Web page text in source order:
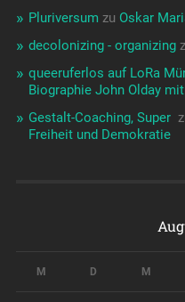
Pluriversum zu Oskar
decolonizing - organizing
queeruferlos auf LoRa
Biographie John Olday
Gestalt-Coaching, Super ️‍
Freiheit und Demokratie
M D M